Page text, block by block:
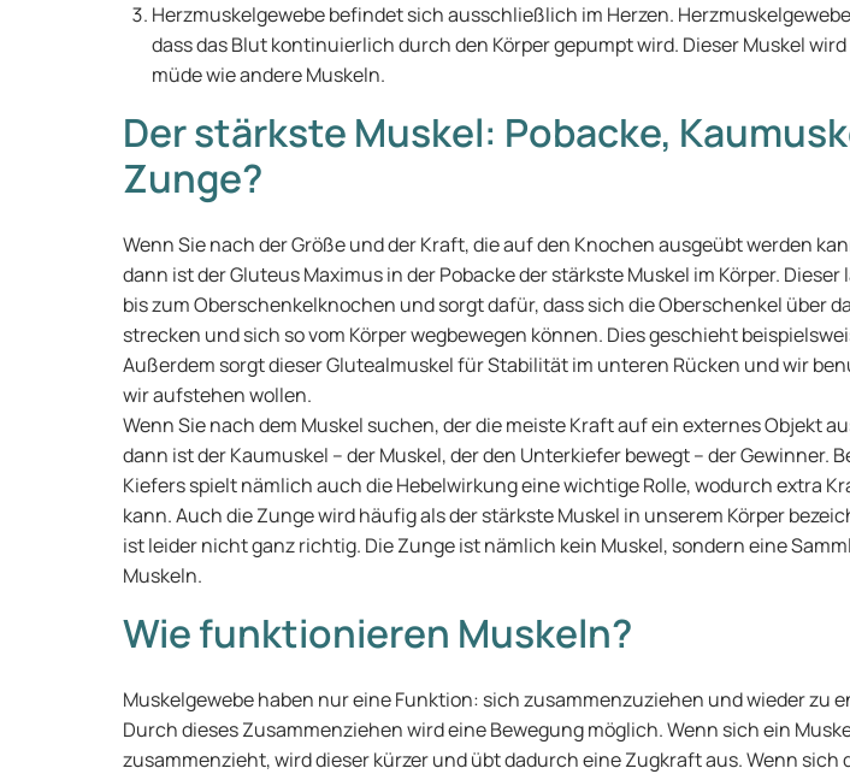
Herzmuskelgewebe befindet sich ausschließlich im Herzen.
dass das Blut kontinuierlich durch den Körper gepumpt wird. Dieser Muskel
müde wie andere Muskeln.
Der stärkste Muskel: Pobacke,
Zunge?
Wenn Sie nach der Größe und der Kraft, die auf den Knochen ausgeübt werden
dann ist der Gluteus Maximus in der Pobacke der stärkste Muskel im Körper. Dieser
bis zum Oberschenkelknochen und sorgt dafür, dass sich die Oberschenkel über
strecken und sich so vom Körper wegbewegen können. Dies geschieht
Außerdem sorgt dieser Glutealmuskel für Stabilität im unteren Rücken und wir
wir aufstehen wollen.
Wenn Sie nach dem Muskel suchen, der die meiste Kraft auf ein externes Objekt
dann ist der Kaumuskel – der Muskel, der den Unterkiefer bewegt – der Gewinner.
Kiefers spielt nämlich auch die Hebelwirkung eine wichtige Rolle, wodurch extra
kann. Auch die Zunge wird häufig als der stärkste Muskel in unserem Körper
ist leider nicht ganz richtig. Die Zunge ist nämlich kein Muskel, sondern eine
Muskeln.
Wie funktionieren Muskeln?
Muskelgewebe haben nur eine Funktion: sich zusammenzuziehen und wieder zu
Durch dieses Zusammenziehen wird eine Bewegung möglich. Wenn sich ein
zusammenzieht, wird dieser kürzer und übt dadurch eine Zugkraft aus. Wenn sich